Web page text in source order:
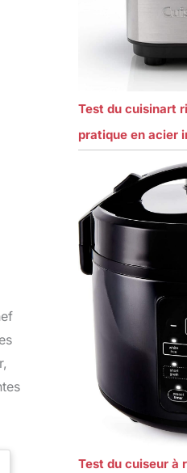
Test du cuisinart
pratique en acier
Test du cuiseur à